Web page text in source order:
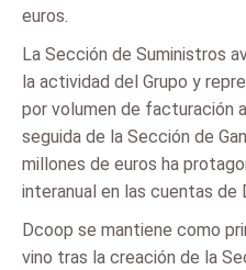
euros.
La Sección de Suministros
la actividad del Grupo y
por volumen de facturación
seguida de la Sección de
millones de euros ha
interanual en las cuentas de
Dcoop se mantiene como
vino tras la creación de la